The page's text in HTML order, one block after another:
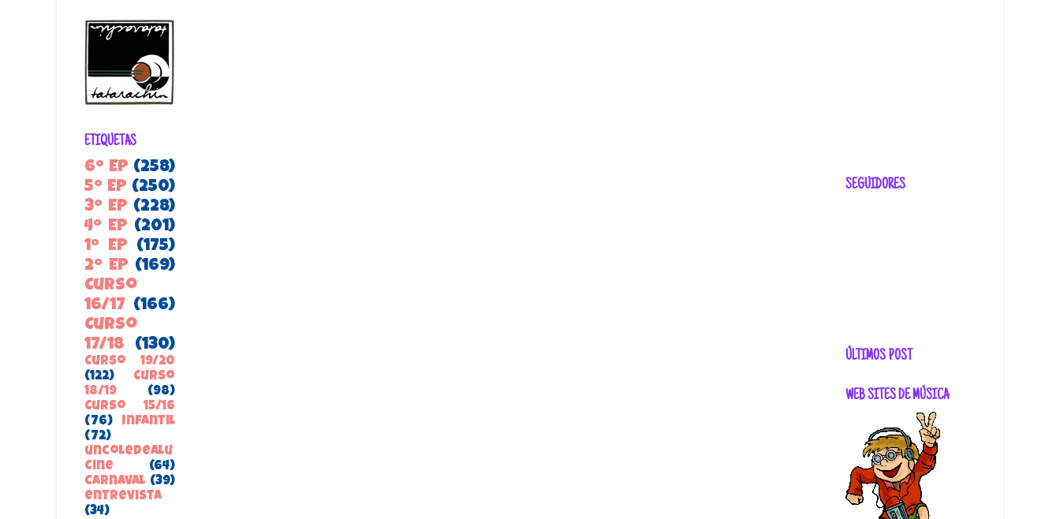
ETIQUETAS
6º EP (258)
5º EP (250)
3º EP (228)
4º EP (201)
1º EP
(175)
2º EP (169)
Curso
16/17 (166)
Curso
17/18
(130)
Curso 19/20
(122)
Curso
18/19
(98)
Curso 15/16
(76)
Infantil
(72)
uncoledealu
cine
(64)
carnaval (39)
entrevista
(34)
SEGUIDORES
ÚLTIMOS POST
WEB SITES DE MÚSICA